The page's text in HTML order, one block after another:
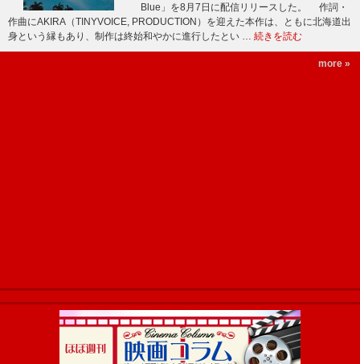
Blue」を8月7日に配信リリースした。 作詞・
作曲にAKIRA（TINYVOICE, PRODUCTION）を迎えた本作は、ともに北海道出
身という縁もあり、制作は終始和やかに進行したとい … 続きを読む
more »